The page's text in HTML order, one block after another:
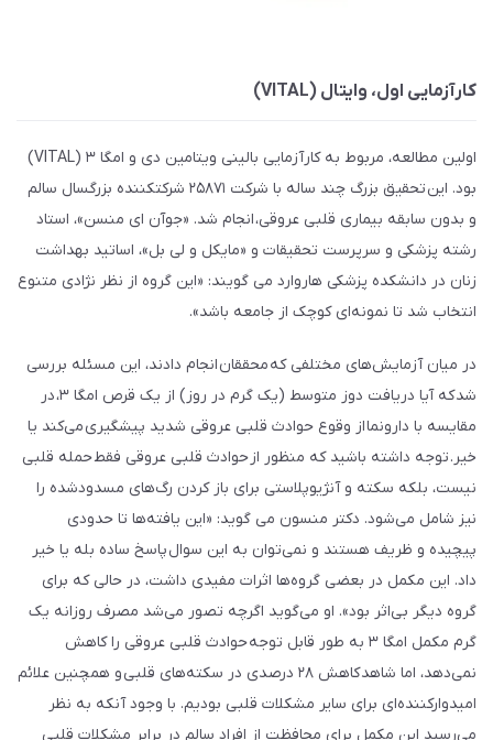
کارآزمایی اول، وایتال (VITAL)
اولین مطالعه، مربوط به کارآزمایی بالینی ویتامین دی و امگا ۳ (VITAL)
بود. این تحقیق بزرگ چند ساله با شرکت ۲۵۸۷۱ شرکتکننده بزرگسال سالم
و بدون سابقه بیماری قلبی عروقی، انجام شد. «جوآن ای منسن»، استاد
رشته پزشکی و سرپرست تحقیقات و «مایکل و لی بل»، اساتید بهداشت
زنان در دانشکده پزشکی هاروارد می گویند: «این گروه از نظر نژادی متنوع
انتخاب شد تا نمونه‌ای کوچک از جامعه باشد».
در میان آزمایش‌های مختلفی که محققان انجام دادند، این مسئله بررسی
شد كه آیا دریافت دوز متوسط ​​(یک گرم در روز) از یک قرص امگا ۳، در
مقایسه با دارونما از وقوع حوادث قلبی عروقی شدید پیشگیری می‌كند یا
خیر. توجه داشته باشید که منظور از حوادث قلبی عروقی فقط حمله قلبی
نیست، بلکه سكته و آنژیوپلاستی برای باز کردن رگ‌های مسدود‌شده را
نیز شامل می‌شود. دکتر منسون می گوید: «این یافته‌ها تا حدودی
پیچیده و ظریف هستند و نمی‌توان به این سوال پاسخ ساده بله یا خیر
داد. این مکمل در بعضی گروه‌ها اثرات مفیدی داشت، در حالی که برای
گروه دیگر بی‌اثر بود». او می‌گوید اگرچه تصور می‌شد مصرف روزانه یک
گرم مکمل امگا ۳ به طور قابل توجه حوادث قلبی عروقی را کاهش
نمی‌دهد، اما شاهد کاهش ۲۸ درصدی در سکته‌های قلبی و همچنین علائم
امیدوارکننده‌ای برای سایر مشکلات قلبی بودیم. با وجود آنکه به نظر
می‌رسید این مکمل برای محافظت از افراد سالم در برابر مشکلات قلبی